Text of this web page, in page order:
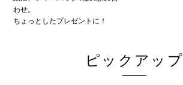
わせ。
ちょっとしたプレゼントに！
ピックアップ